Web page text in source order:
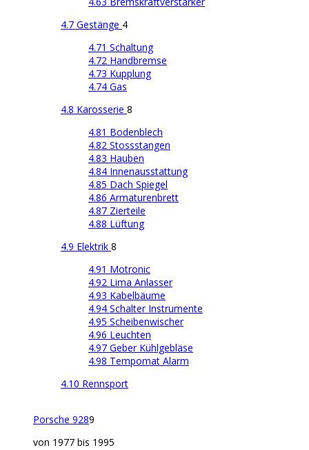
4.7 Gestänge 4
4.71 Schaltung
4.72 Handbremse
4.73 Kupplung
4.74 Gas
4.8 Karosserie 8
4.81 Bodenblech
4.82 Stossstangen
4.83 Hauben
4.84 Innenausstattung
4.85 Dach Spiegel
4.86 Armaturenbrett
4.87 Zierteile
4.88 Lüftung
4.9 Elektrik 8
4.91 Motronic
4.92 Lima Anlasser
4.93 Kabelbäume
4.94 Schalter Instrumente
4.95 Scheibenwischer
4.96 Leuchten
4.97 Geber Kühlgebläse
4.98 Tempomat Alarm
4.10 Rennsport
Porsche 9289
von 1977 bis 1995